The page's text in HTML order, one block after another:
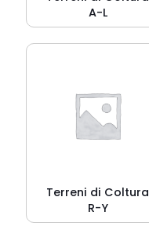
A-L
Terreni di Coltura
R-Y